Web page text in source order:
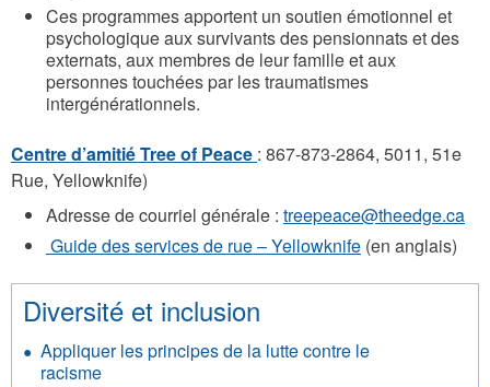
Ces programmes apportent un soutien émotionnel et
psychologique aux survivants des pensionnats et des
externats, aux membres de leur famille et aux
personnes touchées par les traumatismes
intergénérationnels.
Centre d’amitié Tree of Peace : 867-873-2864, 5011, 51e
Rue, Yellowknife)
Adresse de courriel générale : treepeace@theedge.ca
Guide des services de rue – Yellowknife (en anglais)
Diversité et inclusion
Appliquer les principes de la lutte contre le
racisme